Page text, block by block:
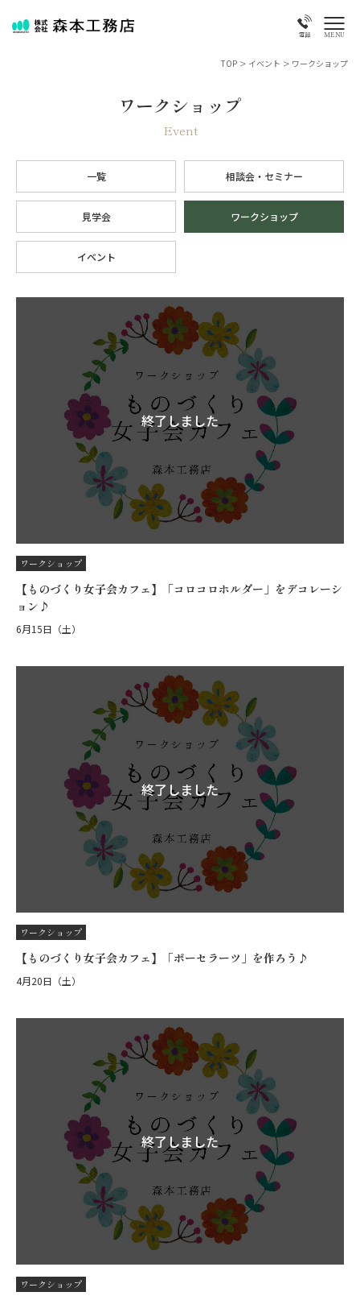
電話 MENU
TOP > イベント > ワークショップ
ワークショップ
Event
一覧 相談会・セミナー
見学会 ワークショップ
イベント
終了しました
ワークショップ
【ものづくり女子会カフェ】「コロコロホルダー」をデコレーシ
ョン♪
6月15日（土）
終了しました
ワークショップ
【ものづくり女子会カフェ】「ポーセラーツ」を作ろう♪
4月20日（土）
終了しました
ワークショップ